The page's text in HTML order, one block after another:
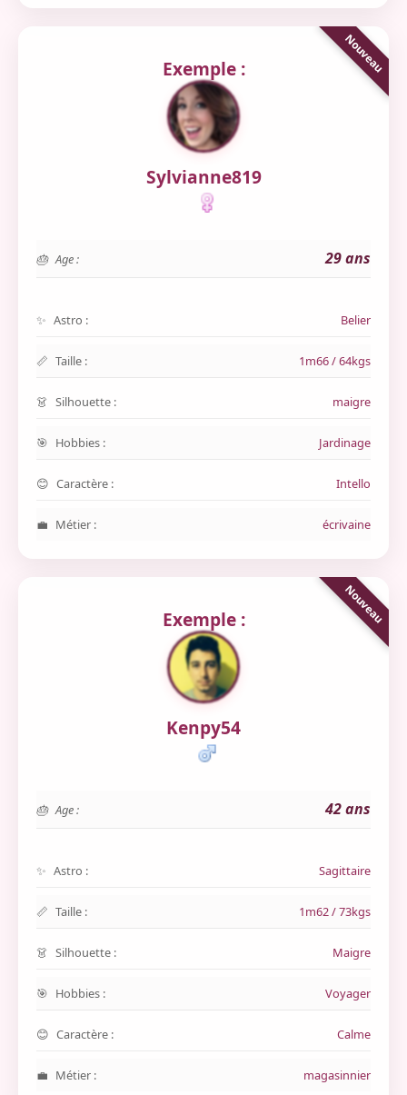
Exemple :
Sylvianne819
Age : 29 ans
Astro : Belier
Taille : 1m66 / 64kgs
Silhouette : maigre
Hobbies : Jardinage
Caractère : Intello
Métier : écrivaine
Exemple :
Kenpy54
Age : 42 ans
Astro : Sagittaire
Taille : 1m62 / 73kgs
Silhouette : Maigre
Hobbies : Voyager
Caractère : Calme
Métier : magasinnier